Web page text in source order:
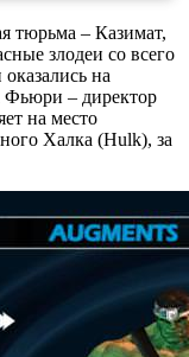
тюрьма – Казимат,
злодеи со всего
на
Фьюри – директор
на место
Халка (Hulk), за